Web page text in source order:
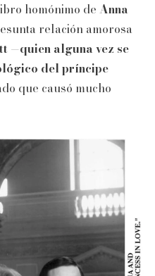
homónimo de Anna
relación amorosa
—quien alguna vez se
del príncipe
que causó mucho